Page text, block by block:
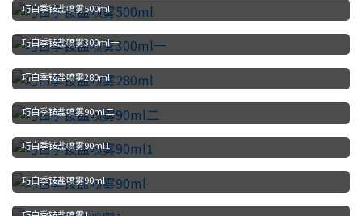
巧白季铵盐喷雾500ml
巧白季铵盐喷雾300ml一
巧白季铵盐喷雾280ml
巧白季铵盐喷雾90ml二
巧白季铵盐喷雾90ml1
巧白季铵盐喷雾90ml